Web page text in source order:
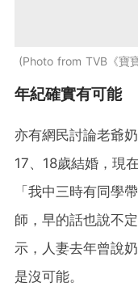
Photo from TVB《寶
年紀確實有可能
亦有網民討論老爺
17、18歲結婚，現
「我中三時有同學
師，早的話也說不
示，人妻去年曾說
是沒可能。